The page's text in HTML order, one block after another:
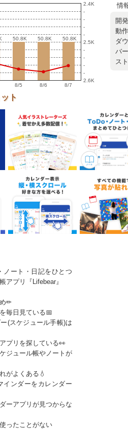
50.8K
50.8K 50.8K
50.8K 50.8K
50.8K
8/5 8/6 8/7
2.4K
-
-
-
-
2.5K
-
-
-
-
2.6K
情
開
動
ダ
バ
ス
ト
ノート・日記をひとつ
アプリ『Lifebear』
✏
毎日見ている📅
(スケジュール手帳)は
プリを探している👀
ジュール帳やノートが
がよくある💧
インダーをカレンダー
ーアプリが見つからな
ったことがない